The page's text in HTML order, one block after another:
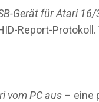
Gerät für Atari 16/
Report-
vom PC aus – eine